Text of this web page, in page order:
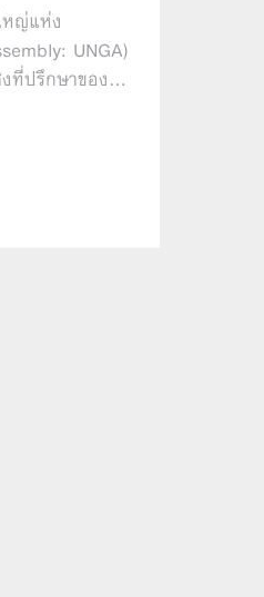
ญ่แห่ง
UNGA)
ที่ปรึกษาของ…